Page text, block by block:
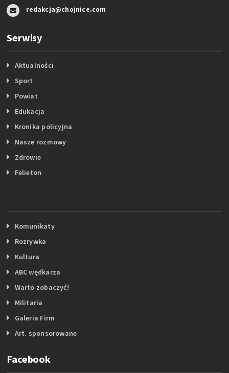
redakcja@chojnice.com
Serwisy
Aktualności
Sport
Powiat
Edukacja
Kronika policyjna
Nasze rozmowy
Zdrowie
Felieton
Komunikaty
Rozrywka
Kultura
ABC wędkarza
Warto zobaczyć!
Militaria
Galeria Firm
Art. sponsorowane
Facebook